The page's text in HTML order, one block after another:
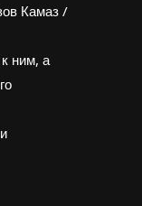
Камаз /
ним, а